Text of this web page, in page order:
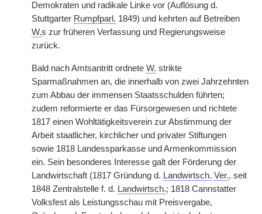
Demokraten und radikale Linke vor (Auflösung d.
Stuttgarter Rumpfparl. 1849) und kehrten auf Betreiben
W.s zur früheren Verfassung und Regierungsweise
zurück.
Bald nach Amtsantritt ordnete W. strikte
Sparmaßnahmen an, die innerhalb von zwei Jahrzehnten
zum Abbau der immensen Staatsschulden führten;
zudem reformierte er das Fürsorgewesen und richtete
1817 einen Wohltätigkeitsverein zur Abstimmung der
Arbeit staatlicher, kirchlicher und privater Stiftungen
sowie 1818 Landessparkasse und Armenkommission
ein. Sein besonderes Interesse galt der Förderung der
Landwirtschaft (1817 Gründung d. Landwirtsch. Ver., seit
1848 Zentralstelle f. d. Landwirtsch.; 1818 Cannstatter
Volksfest als Leistungsschau mit Preisvergabe,